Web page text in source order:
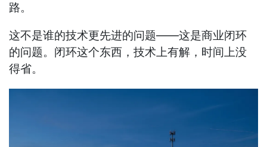
路。
这不是谁的技术更先进的问题——这是商业闭环
的问题。闭环这个东西，技术上有解，时间上没
得省。